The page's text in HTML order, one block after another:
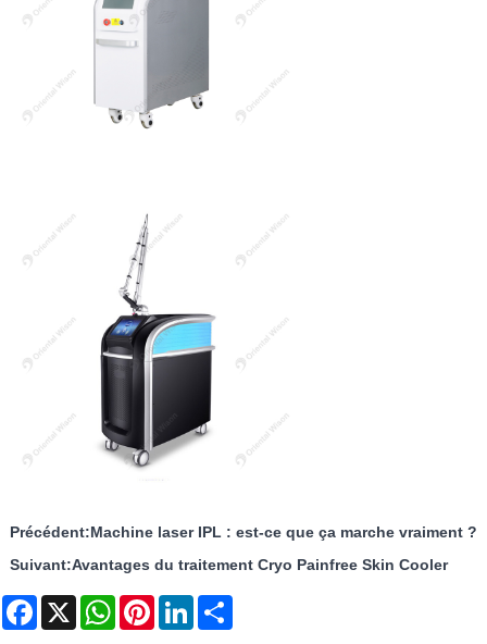
Précédent:Machine laser IPL : est-ce que ça marche vraiment ?
Suivant:Avantages du traitement Cryo Painfree Skin Cooler
Facebook
X WhatsAppPinterestLinkedIn